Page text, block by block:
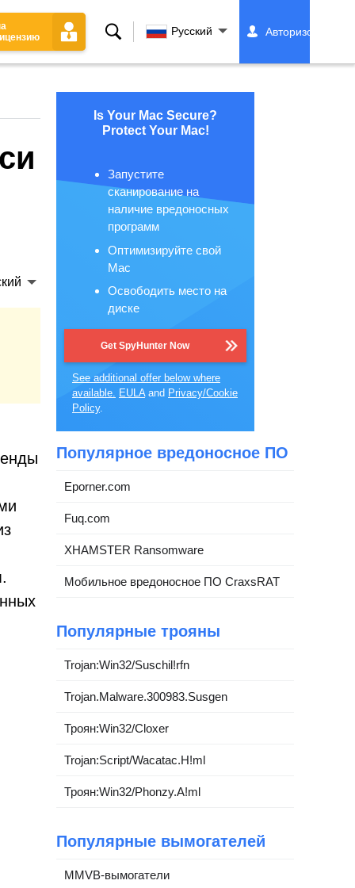
Поиск Русский Авторизоваться
Is Your Mac Secure?
Protect Your Mac!
Запустите
сканирование на
наличие вредоносных
программ
Оптимизируйте свой
Mac
Освободить место на
диске
Get SpyHunter Now
See additional offer below where
available. EULAand Privacy/Cookie
Policy.
Популярное вредоносное ПО
Eporner.com
Fuq.com
XHAMSTER Ransomware
Мобильное вредоносное ПО CraxsRAT
Популярные трояны
Trojan:Win32/Suschil!rfn
Trojan.Malware.300983.Susgen
Троян:Win32/Cloxer
Trojan:Script/Wacatac.H!ml
Троян:Win32/Phonzy.A!ml
Популярные вымогателей
MMVB-вымогатели